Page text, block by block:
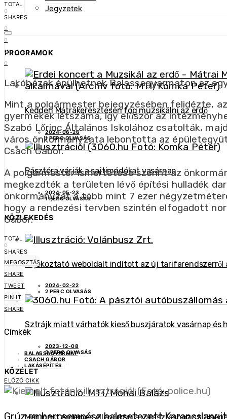
Jegyzetek
PROGRAMOK
Kedden Mátrakeresztesen fog muzsikálni az erdő
2024-06-26
1 PERC OLVASÁS
Pásztóra várják a sajtimádókat vasárnap
2024-05-23
1 PERC OLVASÁS
KÖZLEKEDÉS
Tájékoztató weboldalt indított az új tarifarendszerről
2024-02-22
2 PERC OLVASÁS
Sztrájk miatt várhatók kieső buszjáratok vasárnap és
2023-12-08
3 PERC OLVASÁS
KÖZÉLET
TOTAL
0
SHARES
0
0
0
0
Lakóházak épülhetnek Balassagyarmaton az
Mint a polgármester bejegyzésében felidézte,
gyermekek létszáma, így először az
Szabó Lőrinc Általános Iskolához csatolták,
város önkormányzata lebontotta az
Csach Gábor.
A polgármester ismertetése szerint az
megkezdték a területen lévő építési hulladék
önkormányzat a több mint 7 ezer
hogy a rendezési tervben szintén elfogadott
Gábor.
TOTAL
0
SHARES
MEGOSZTÁS
SHARE
TWEET
PIN IT
SHARE
Címkék
BALASSAGYARMAT
CSACH GÁBOR
LAKÁSÉPÍTÉS
ELŐZŐ CIKK
Grúz embercsempész balesetezett